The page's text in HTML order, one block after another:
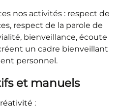
nos activités : respect de
respect de la parole de
bienveillance, écoute
un cadre bienveillant
personnel.
et manuels
: